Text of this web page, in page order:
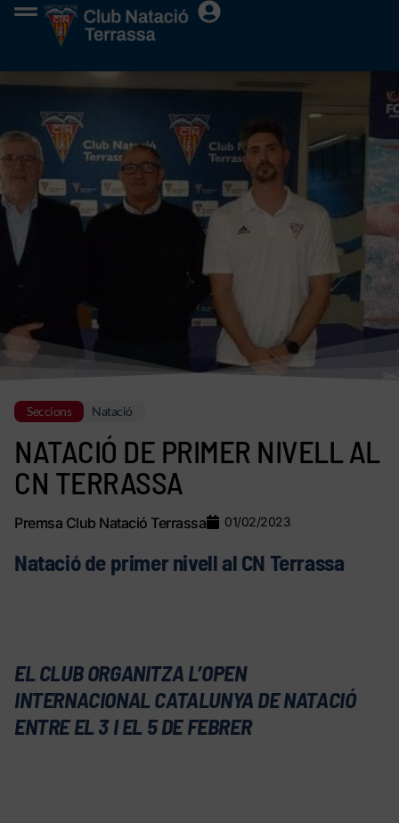
Seccions Natació
NATACIÓ DE PRIMER NIVELL AL
CN TERRASSA
Premsa Club Natació Terrassa 01/02/2023
Natació de primer nivell al CN Terrassa
EL CLUB ORGANITZA L’OPEN
INTERNACIONAL CATALUNYA DE NATACIÓ
ENTRE EL 3 I EL 5 DE FEBRER